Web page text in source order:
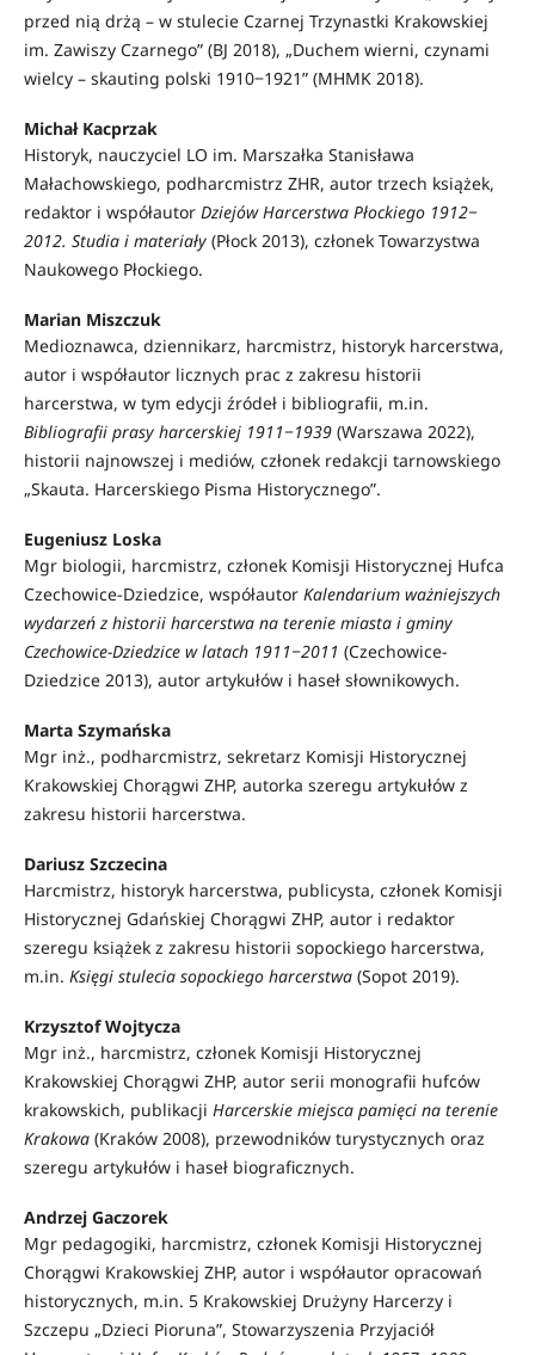
przed nią drżą – w stulecie Czarnej Trzynastki Krakowskiej
im. Zawiszy Czarnego” (BJ 2018), „Duchem wierni, czynami
wielcy – skauting polski 1910‒1921” (MHMK 2018).
Michał Kacprzak
Historyk, nauczyciel LO im. Marszałka Stanisława
Małachowskiego, podharcmistrz ZHR, autor trzech książek,
redaktor i współautor Dziejów Harcerstwa Płockiego 1912‒
2012. Studia i materiały(Płock 2013), członek Towarzystwa
Naukowego Płockiego.
Marian Miszczuk
Medioznawca, dziennikarz, harcmistrz, historyk harcerstwa,
autor i współautor licznych prac z zakresu historii
harcerstwa, w tym edycji źródeł i bibliografii, m.in.
Bibliografii prasy harcerskiej 1911‒1939(Warszawa 2022),
historii najnowszej i mediów, członek redakcji tarnowskiego
„Skauta. Harcerskiego Pisma Historycznego”.
Eugeniusz Loska
Mgr biologii, harcmistrz, członek Komisji Historycznej Hufca
Czechowice-Dziedzice, współautor Kalendarium ważniejszych
wydarzeń z historii harcerstwa na terenie miasta i gminy
Czechowice-Dziedzice w latach 1911‒2011 (Czechowice-
Dziedzice 2013), autor artykułów i haseł słownikowych.
Marta Szymańska
Mgr inż., podharcmistrz, sekretarz Komisji Historycznej
Krakowskiej Chorągwi ZHP, autorka szeregu artykułów z
zakresu historii harcerstwa.
Dariusz Szczecina
Harcmistrz, historyk harcerstwa, publicysta, członek Komisji
Historycznej Gdańskiej Chorągwi ZHP, autor i redaktor
szeregu książek z zakresu historii sopockiego harcerstwa,
m.in. Księgi stulecia sopockiego harcerstwa(Sopot 2019).
Krzysztof Wojtycza
Mgr inż., harcmistrz, członek Komisji Historycznej
Krakowskiej Chorągwi ZHP, autor serii monografii hufców
krakowskich, publikacji Harcerskie miejsca pamięci na terenie
Krakowa(Kraków 2008), przewodników turystycznych oraz
szeregu artykułów i haseł biograficznych.
Andrzej Gaczorek
Mgr pedagogiki, harcmistrz, członek Komisji Historycznej
Chorągwi Krakowskiej ZHP, autor i współautor opracowań
historycznych, m.in. 5 Krakowskiej Drużyny Harcerzy i
Szczepu „Dzieci Pioruna”, Stowarzyszenia Przyjaciół